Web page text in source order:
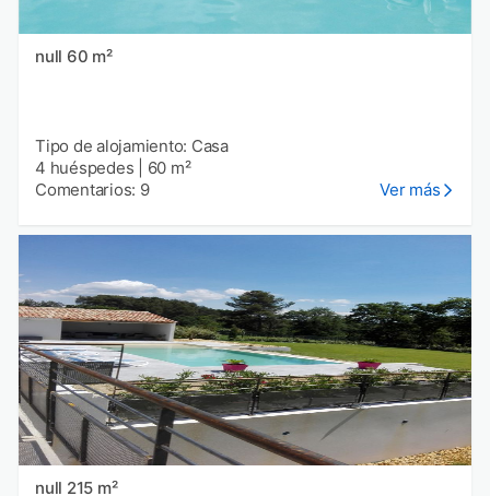
null 60 m²
Tipo de alojamiento: Casa
4 huéspedes
60 m²
Comentarios: 9
Ver más
null 215 m²